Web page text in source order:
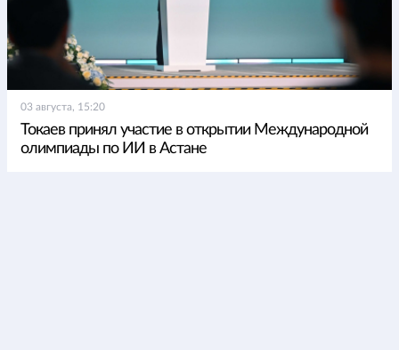
03 августа, 15:20
Токаев принял участие в открытии Международной
олимпиады по ИИ в Астане